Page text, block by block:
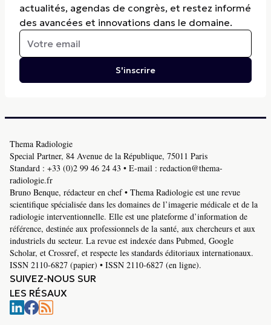
actualités, agendas de congrès, et restez informé
des avancées et innovations dans le domaine.
S'inscrire
Thema Radiologie
Special Partner, 84 Avenue de la République, 75011 Paris
Standard : +33 (0)2 99 46 24 43 • E-mail : redaction@thema-
radiologie.fr
Bruno Benque, rédacteur en chef • Thema Radiologie est une revue
scientifique spécialisée dans les domaines de l’imagerie médicale et de la
radiologie interventionnelle. Elle est une plateforme d’information de
référence, destinée aux professionnels de la santé, aux chercheurs et aux
industriels du secteur. La revue est indexée dans Pubmed, Google
Scholar, et Crossref, et respecte les standards éditoriaux internationaux.
ISSN 2110-6827 (papier) • ISSN 2110-6827 (en ligne).
SUIVEZ-NOUS SUR
LES RÉSAUX